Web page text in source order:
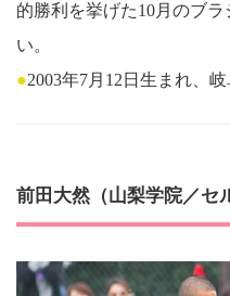
的勝利を挙げた10月のブ
い。
●2003年7月12日生まれ、
前田大然（山梨学院／セ